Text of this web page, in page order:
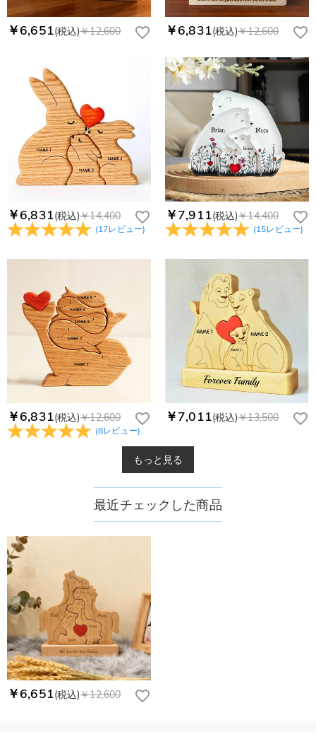
￥6,651(税込)￥12,600 ￥6,831(税込)￥12,600
￥6,831(税込)￥14,400
(17レビュー)
￥7,911(税込)￥14,400
(15レビュー)
￥6,831(税込)￥12,600
(8レビュー)
￥7,011(税込)￥13,500
もっと見る
最近チェックした商品
￥6,651(税込)￥12,600